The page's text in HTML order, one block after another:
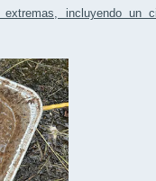
incluyendo un